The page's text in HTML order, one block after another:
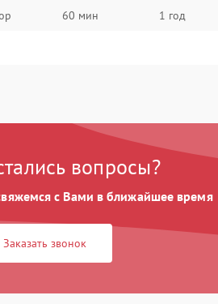
60 мин 1 год
вопросы?
с Вами в ближайшее время
Заказать звонок